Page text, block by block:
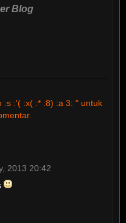
Blog
:s :'( :x( :* :8) :a 3: " untuk
2013 20:42